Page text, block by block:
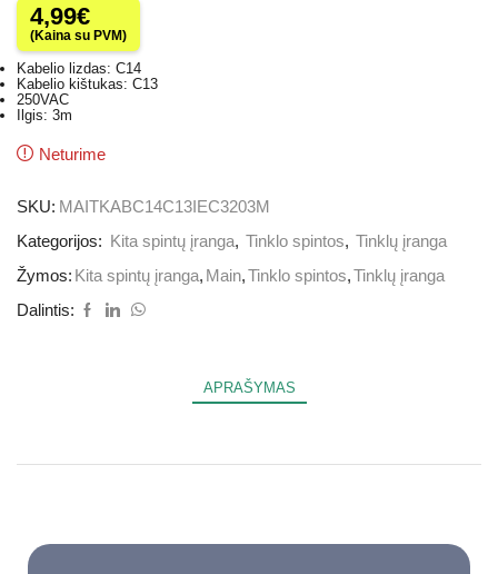
4,99€
(Kaina su PVM)
Kabelio lizdas: C14
Kabelio kištukas: C13
250VAC
Ilgis: 3m
Neturime
SKU: MAITKABC14C13IEC3203M
Kategorijos:
Kita spintų įranga, Tinklo spintos, Tinklų įranga
Žymos: Kita spintų įranga, Main,Tinklo spintos,Tinklų įranga
Dalintis:
APRAŠYMAS